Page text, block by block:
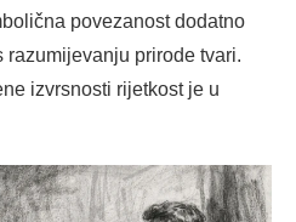
povezanost dodatno
prirode tvari.
izvrsnosti rijetkost je u